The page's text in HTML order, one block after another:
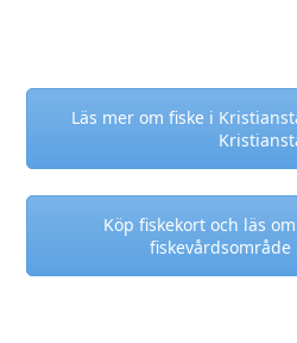
Läs mer om fiske i
Köp fiskekort och läs
fiskevårdsområde